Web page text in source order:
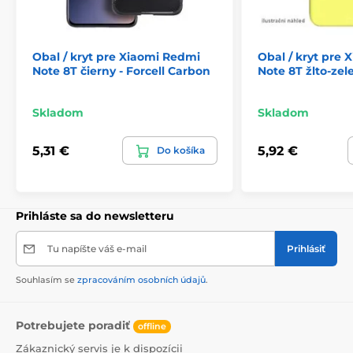
Obal / kryt pre Xiaomi Redmi
Note 8T čierny - Forcell Carbon
Skladom
5,31 € Do košíka
Obal / kryt pre
Note 8T žlto-
Skladom
5,92 €
Prihláste sa do newsletteru
Tu napíšte váš e-mail Prihlásiť
Souhlasím se zpracováním osobních údajů.
Potrebujete poradiť offline
Zákaznický servis je k dispozícii